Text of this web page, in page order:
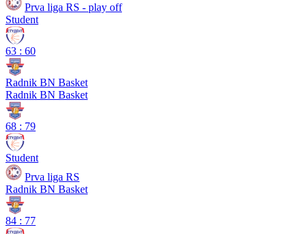
Prva liga RS - play off
Student
63 : 60
Radnik BN Basket
Radnik BN Basket
68 : 79
Student
Prva liga RS
Radnik BN Basket
84 : 77